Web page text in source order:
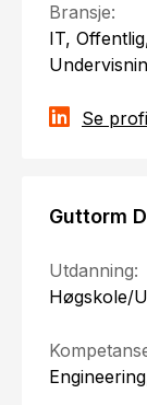
Bransje:
IT,
Se
Guttorm
Utdanning:
Høgskole/